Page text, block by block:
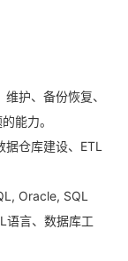
护、备份恢复、
能力。
仓库建设、ETL
Oracle, SQL
语言、数据库工